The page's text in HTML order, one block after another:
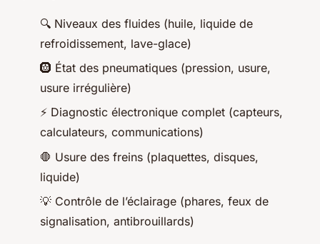
🔍 Niveaux des fluides (huile, liquide de
refroidissement, lave-glace)
🛞 État des pneumatiques (pression, usure,
usure irrégulière)
⚡ Diagnostic électronique complet (capteurs,
calculateurs, communications)
🛑 Usure des freins (plaquettes, disques,
liquide)
💡 Contrôle de l’éclairage (phares, feux de
signalisation, antibrouillards)